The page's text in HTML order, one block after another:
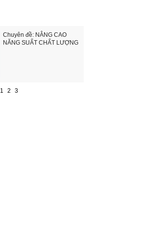
Chuyên đề: NÂNG CAO
NĂNG SUẤT CHẤT LƯỢNG
1 2 3